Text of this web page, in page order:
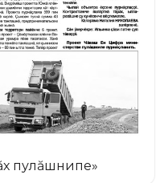
пулăшнипе»